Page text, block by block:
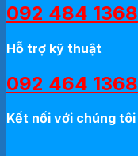
092 484 1368
Hỗ trợ kỹ thuật
092 464 1368
Kết nối với chúng tôi